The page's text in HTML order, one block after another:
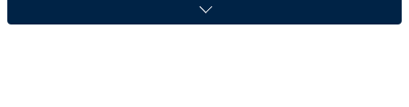
その中から、奈良県で「夏に行きたい滝」ランキングの